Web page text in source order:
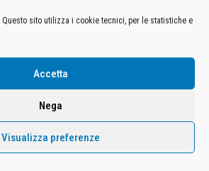
Questo sito utilizza i cookie tecnici, per le statistiche e
Accetta
Nega
Visualizza preferenze